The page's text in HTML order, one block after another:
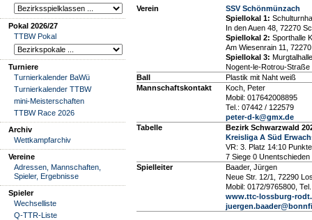
Pokal 2026/27
TTBW Pokal
Turniere
Turnierkalender BaWü
Turnierkalender TTBW
mini-Meisterschaften
TTBW Race 2026
Archiv
Wettkampfarchiv
Vereine
Adressen, Mannschaften,
Spieler, Ergebnisse
Spieler
Wechselliste
Q-TTR-Liste
Verein
SSV Schönmünzach
Spiellokal 1:
In den Auen 48, 72270
Spiellokal 2: Sporthalle
Am Wiesenrain 11,
Spiellokal 3:
Nogent-le-Rotrou-
Ball
Plastik mit Naht weiß
Mannschaftskontakt
Koch, Peter
Mobil: 017642008895
Tel.: 07442 / 122579
peter-d-k@gmx.de
Tabelle
Bezirk Schwarzwald
Kreisliga A Süd
VR: 3. Platz 14:10
7 Siege 0 Unentschieden
Spielleiter
Baader, Jürgen
Neue Str. 12/1, 72290
Mobil: 0172/9765800,
www.ttc-lossburg-